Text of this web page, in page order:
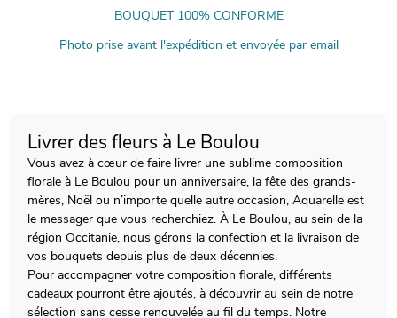
BOUQUET 100% CONFORME
Photo prise avant l'expédition et envoyée par email
Livrer des fleurs à Le Boulou
Vous avez à cœur de faire livrer une sublime composition
florale à Le Boulou pour un anniversaire, la fête des grands-
mères, Noël ou n’importe quelle autre occasion, Aquarelle est
le messager que vous recherchiez. À Le Boulou, au sein de la
région Occitanie, nous gérons la confection et la livraison de
vos bouquets depuis plus de deux décennies.
Pour accompagner votre composition florale, différents
cadeaux pourront être ajoutés, à découvrir au sein de notre
sélection sans cesse renouvelée au fil du temps. Notre